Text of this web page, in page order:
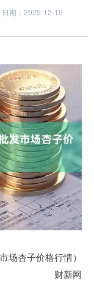
日期：2025-12-10
场杏子价格行情）
财新网